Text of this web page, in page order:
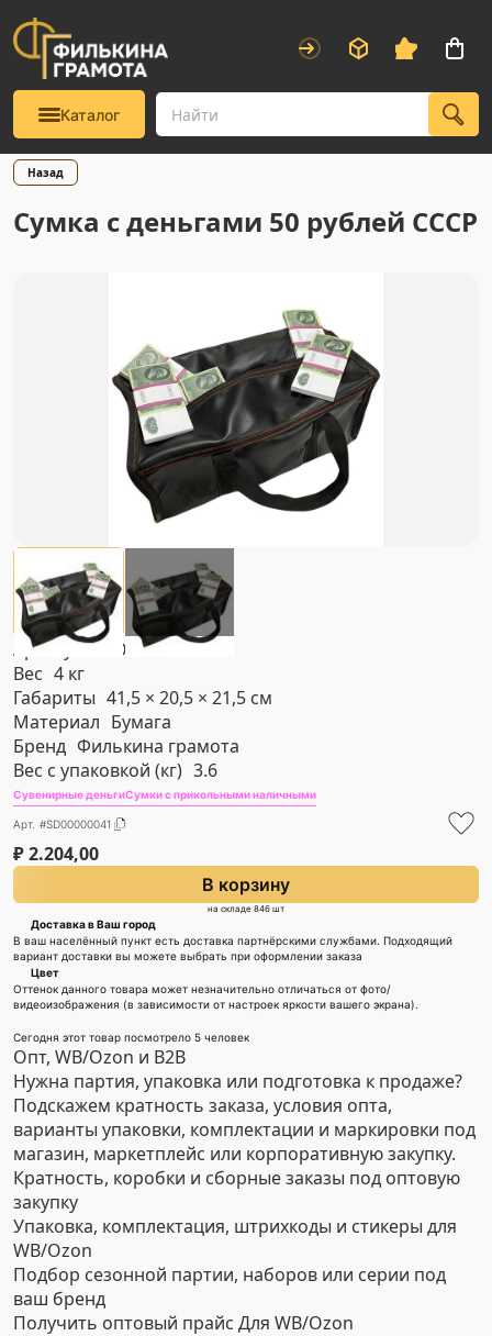
Каталог
Назад
Сумка с деньгами 50 рублей СССР
Артикул #SD00000041
Вес 4 кг
Габариты 41,5 × 20,5 × 21,5 см
Материал Бумага
Бренд Филькина грамота
Вес с упаковкой (кг) 3.6
Сувенирные деньгиСумки с прикольными наличными
Арт. #SD00000041
₽2.204,00
В корзину
на складе 846 шт
Доставка в Ваш город
В ваш населённый пункт есть доставка партнёрскими службами. Подходящий
вариант доставки вы можете выбрать при оформлении заказа
Цвет
Оттенок данного товара может незначительно отличаться от фото/
видеоизображения (в зависимости от настроек яркости вашего экрана).
Сегодня этот товар посмотрело 5 человек
Опт, WB/Ozon и B2B
Нужна партия, упаковка или подготовка к продаже?
Подскажем кратность заказа, условия опта,
варианты упаковки, комплектации и маркировки под
магазин, маркетплейс или корпоративную закупку.
Кратность, коробки и сборные заказы под оптовую
закупку
Упаковка, комплектация, штрихкоды и стикеры для
WB/Ozon
Подбор сезонной партии, наборов или серии под
ваш бренд
Получить оптовый прайс Для WB/Ozon